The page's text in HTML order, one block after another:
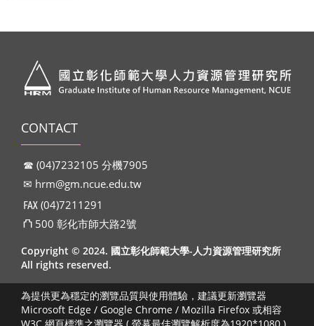
CONTACT
☎︎ (04)7232105 分機7905
✉︎ hrm@gm.ncue.edu.tw
℻ (04)7211291
⛫ 500 彰化市師大路2號
Copyright © 2024. 國立彰化師範大學-人力資源管理研究所
All rights reserved.
為提供更為穩定的瀏覽品質與使用體驗，建議更新瀏覽器
Microsoft Edge / Google Chrome / Mozilla Firefox 或相容
W3C 網頁標準之瀏覽器 ( 螢幕最佳瀏覽解析度為1920*1080 )